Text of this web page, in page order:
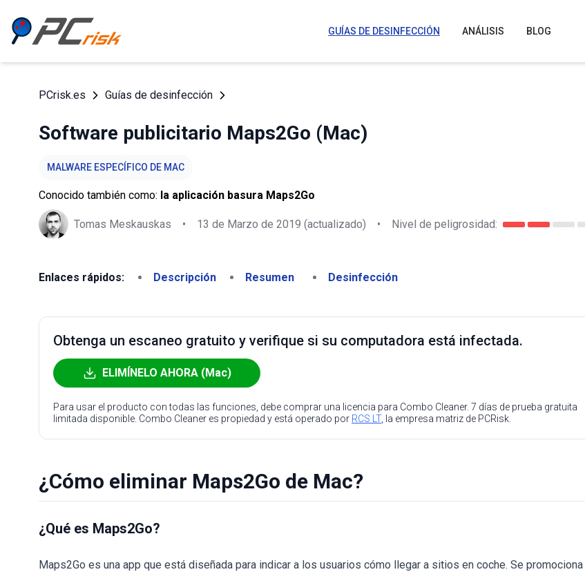
GUÍAS DE DESINFECCIÓN ANÁLISIS BLOG
PCrisk.es Guías de desinfección
Software publicitario Maps2Go (Mac)
MALWARE ESPECÍFICO DE MAC
Conocido también como: la aplicación basura Maps2Go
Tomas Meskauskas • 13 de Marzo de 2019 (actualizado) • Nivel de peligrosidad:
Enlaces rápidos: Descripción Resumen Desinfección
Obtenga un escaneo gratuito y verifique si su computadora está infectada.
ELIMÍNELO AHORA (Mac)
Para usar el producto con todas las funciones, debe comprar una licencia para Combo Cleaner. 7 días de prueba gratuita
limitada disponible. Combo Cleaner es propiedad y está operado por RCS LT, la empresa matriz de PCRisk.
¿Cómo eliminar Maps2Go de Mac?
¿Qué es Maps2Go?
Maps2Go es una app que está diseñada para indicar a los usuarios cómo llegar a sitios en coche. Se promociona